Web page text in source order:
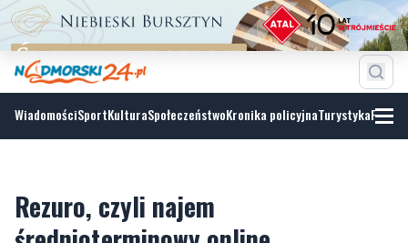
WiadomościSportKulturaSpołeczeństwoKronika policyjnaTurystyka